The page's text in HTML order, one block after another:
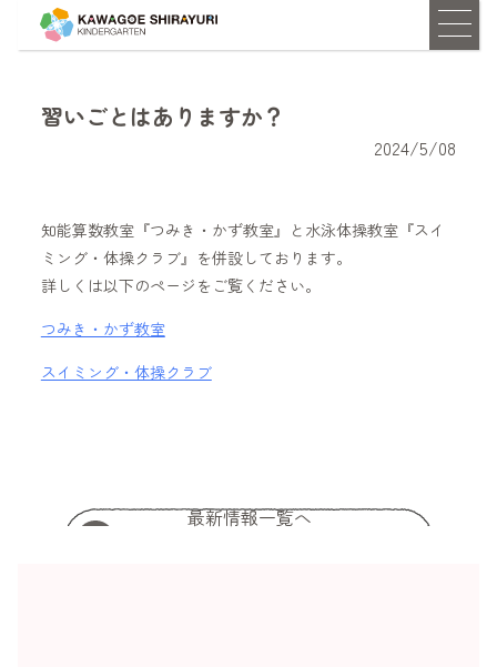
習いごとはありますか？
2024/5/08
知能算数教室『つみき・かず教室』と水泳体操教室『スイ
ミング・体操クラブ』を併設しております。
詳しくは以下のページをご覧ください。
つみき・かず教室
スイミング・体操クラブ
最新情報一覧へ